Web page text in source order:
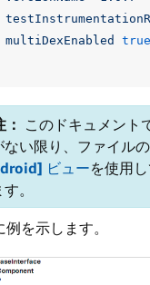
multiDexEnabled
true
： このドキュメント
ない限り、ファイル
ビューを使用
。
例を示します。